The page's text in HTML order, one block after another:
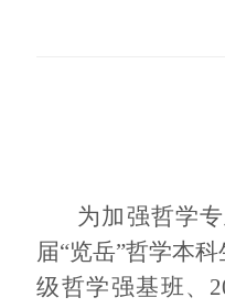
为加强哲学
届“览岳”哲学本
级哲学强基班、